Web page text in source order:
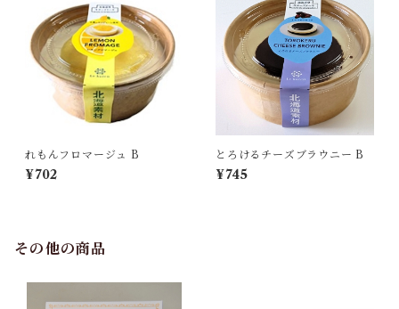
れもんフロマージュ B
¥702
とろけるチーズブラウニー B
¥745
その他の商品